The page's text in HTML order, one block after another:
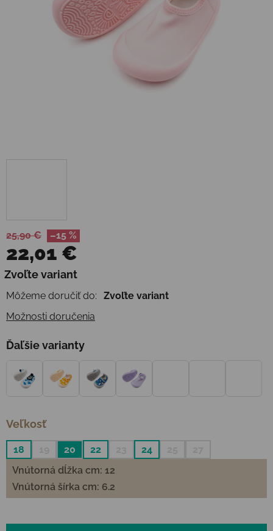
25,90 € –15 %
22,01 €
Jednotková cena:
Zvoľte variant
Môžeme doručiť do:
Zvoľte variant
Možnosti doručenia
Ďaľšie varianty
Veľkosť
18 20 22 24
Vnútorná dĺžka cm: 12
Vnútorná šírka cm: 6.2